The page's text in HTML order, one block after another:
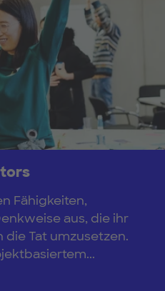
Fähigkeiten,
aus, die ihr
die Tat umzusetzen.